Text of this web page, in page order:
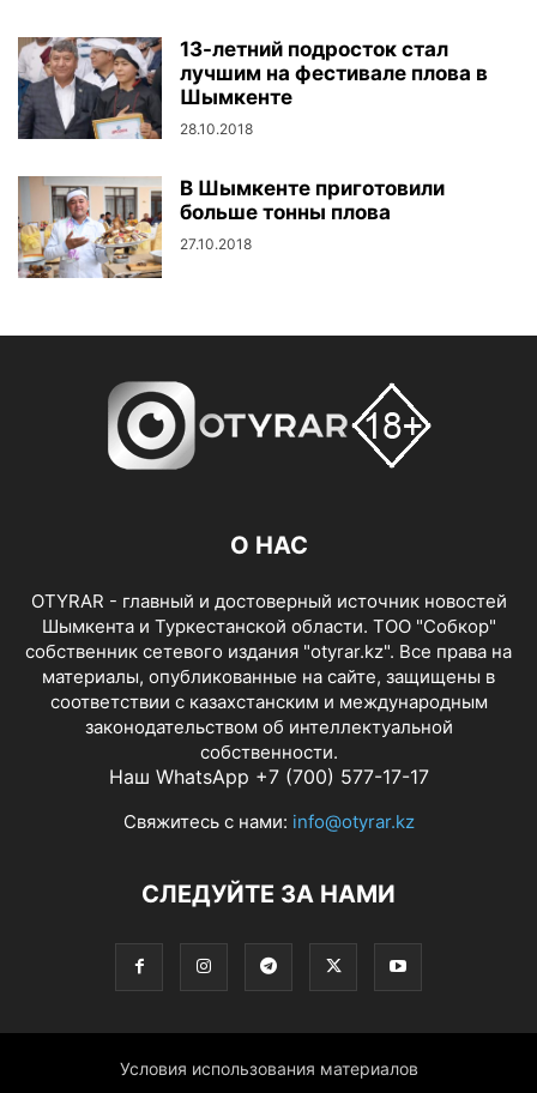
Чем больше ингредиентов тем лучше
Чем больше ингредиентов тем лучше
Пока в котле все кипит можно и отдохнуть
Плов - это искусство
Плов - это искусство
Здесь все должно быть красиво
13-летний подросток стал
лучшим на фестивале плова в
Шымкенте
28.10.2018
В Шымкенте приготовили
больше тонны плова
27.10.2018
О НАС
OTYRAR - главный и достоверный источник новостей
Шымкента и Туркестанской области. ТОО "Собкор"
собственник сетевого издания "otyrar.kz". Все права на
материалы, опубликованные на сайте, защищены в
соответствии с казахстанским и международным
законодательством об интеллектуальной
собственности.
Наш WhatsApp +7 (700) 577-17-17
Свяжитесь с нами: info@otyrar.kz
СЛЕДУЙТЕ ЗА НАМИ
Условия использования материалов